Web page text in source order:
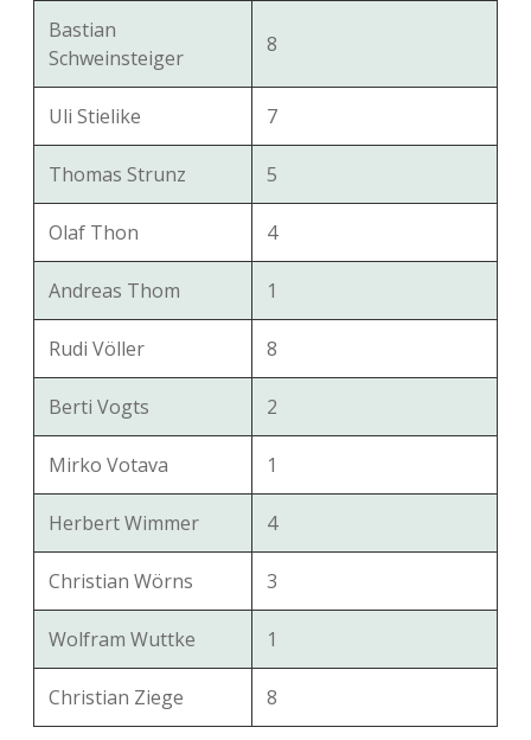
Bastian
Schweinsteiger
8
Uli Stielike 7
Thomas Strunz 5
Olaf Thon 4
Andreas Thom 1
Rudi Völler 8
Berti Vogts 2
Mirko Votava 1
Herbert Wimmer 4
Christian Wörns 3
Wolfram Wuttke 1
Christian Ziege 8